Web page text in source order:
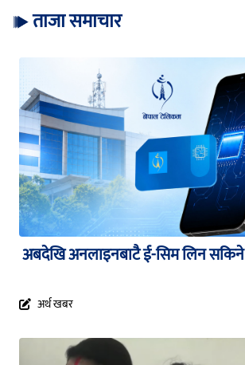
ताजा समाचार
अबदेखि अनलाइनबाटै ई-सिम लिन सकिने
अर्थ खबर